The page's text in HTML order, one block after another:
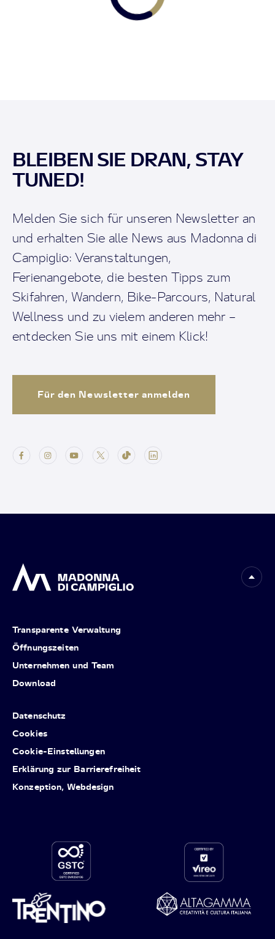
BLEIBEN SIE DRAN, STAY
TUNED!
Melden Sie sich für unseren Newsletter an
und erhalten Sie alle News aus Madonna di
Campiglio: Veranstaltungen,
Ferienangebote, die besten Tipps zum
Skifahren, Wandern, Bike-Parcours, Natural
Wellness und zu vielem anderen mehr –
entdecken Sie uns mit einem Klick!
Für den Newsletter anmelden
Transparente Verwaltung
Öffnungszeiten
Unternehmen und Team
Download
Datenschutz
Cookies
Cookie-Einstellungen
Erklärung zur Barrierefreiheit
Konzeption, Webdesign